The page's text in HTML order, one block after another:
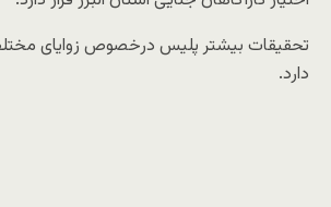
تحقیقات بیشتر پلیس درخصوص زوایای
دارد.